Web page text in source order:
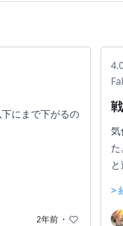
にまで下がるの
2年前 ・
気
す
>